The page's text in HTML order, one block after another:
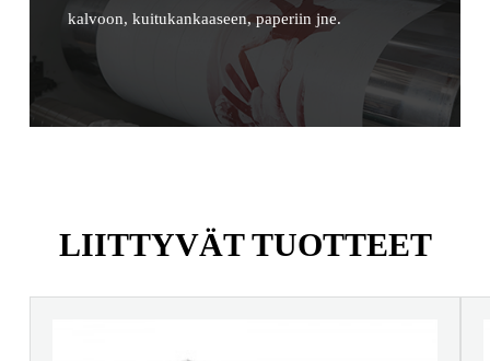
kalvoon, kuitukankaaseen, paperiin jne.
LIITTYVÄT TUOTTEET